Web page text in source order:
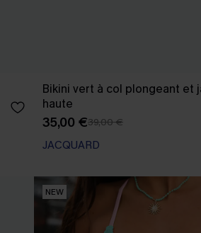
Bikini vert à col plongeant et
haute
35,00 €39,00 €
JACQUARD
NEW